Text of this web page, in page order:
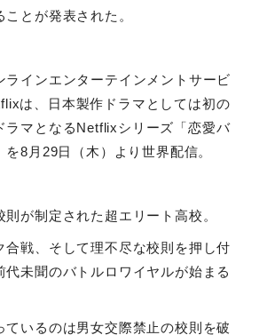
とが発表された。
ラインエンターテインメントサービ
は、日本製作ドラマとしては初の
ラマとなるNetflixシリーズ「恋愛バ
を8月29日（木）より世界配信。
が制定された超エリート高校。
合戦、そして理不尽な校則を押し付
代未聞のバトルロワイヤルが始まる
ているのは男女交際禁止の校則を破